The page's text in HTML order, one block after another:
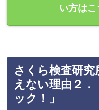
い方はこ
さくら検査研
えない理由２．
ック！」